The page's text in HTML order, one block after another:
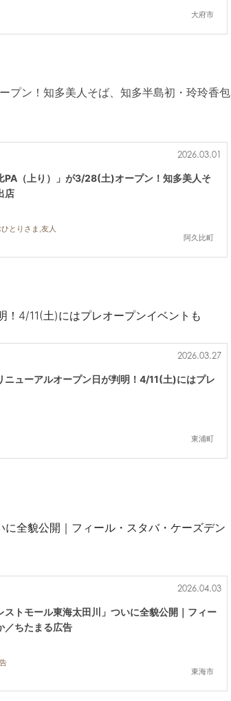
大府市
プン！知多美人そば、知多半島初・玲玲香包
阿久比町
2026.03.01
PA（上り）」が3/28(土)オープン！知多美人そ
店
とりさま,友人
！4/11(土)にはプレオープンイベントも
東浦町
2026.03.27
ニューアルオープン日が判明！4/11(土)にはプレ
全貌公開｜フィール・スタバ・ケーズデン
東海市
2026.04.03
トモール東海太田川」ついに全貌公開｜フィー
／ちたまる広告